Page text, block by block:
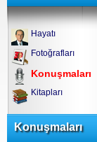
Hayatı
Fotoğrafları
Konuşmaları
Kitapları
Konuşmaları